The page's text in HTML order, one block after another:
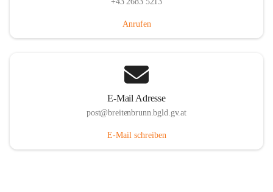
Anrufen
E-Mail Adresse
post@breitenbrunn.bgld.gv.at
E-Mail schreiben